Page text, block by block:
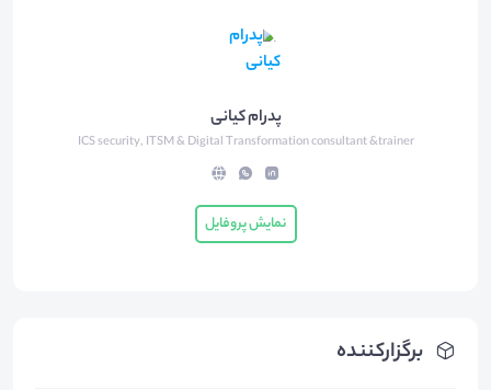
برگزارکننده
پدرام کیانی
ICS security, ITSM & Digital Transformation consultant &trainer
نمایش پروفایل